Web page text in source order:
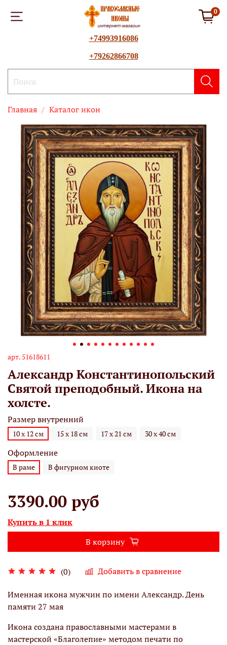
0
+74993916086
+79262866708
Главная Каталог икон
арт. 51618611
Александр Константинопольский
Святой преподобный. Икона на
холсте.
(0) Добавить в сравнение
Размер внутренний
10 х 12 см 15 х 18 см 17 х 21 см 30 х 40 см
Оформление
В раме В фигурном киоте
3390.00 руб
Купить в 1 клик
В корзину
Именная икона мужчин по имени Александр. День
памяти 27 мая
Икона создана православными мастерами в
мастерской «Благолепие» методом печати по